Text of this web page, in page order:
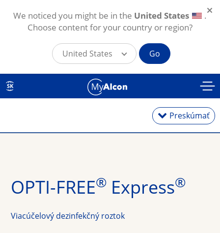
Skočiť na hlavný obsah
SK
Preskúmať
Mesačné
Torické na astigmatizmus
OPTI-FREE® Express®
Viacúčelový dezinfekčný roztok
We noticed you might be in the United States
.
Choose content for your country or region?
United States Go